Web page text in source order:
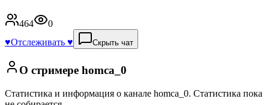
464
0
♥️Отслеживать ♥️ Скрыть чат
О стримере homca_0
Статистика и информация о канале homca_0. Статистика пока